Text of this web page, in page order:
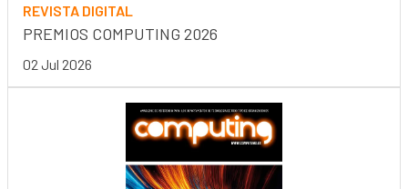
REVISTA DIGITAL
PREMIOS COMPUTING 2026
02 Jul 2026